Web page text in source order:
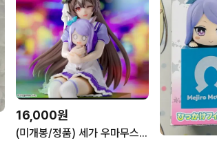
16,000원
(미개봉/정품) 세가 우마무스메 프리티 더비 사토노 다이아몬드 피규어